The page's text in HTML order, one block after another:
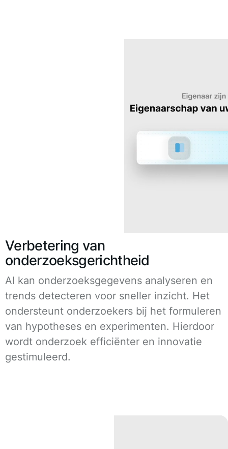
Verbetering van
onderzoeksgerichtheid
AI kan onderzoeksgegevens analyseren en
trends detecteren voor sneller inzicht. Het
ondersteunt onderzoekers bij het formuleren
van hypotheses en experimenten. Hierdoor
wordt onderzoek efficiënter en innovatie
gestimuleerd.